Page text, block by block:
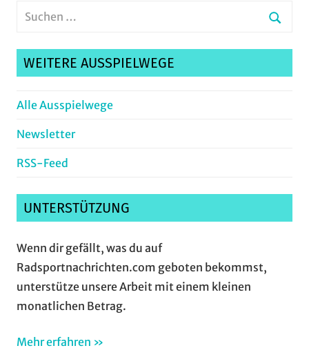
Suchen
WEITERE AUSSPIELWEGE
Alle Ausspielwege
Newsletter
RSS-Feed
UNTERSTÜTZUNG
Wenn dir gefällt, was du auf
Radsportnachrichten.com geboten bekommst,
unterstütze unsere Arbeit mit einem kleinen
monatlichen Betrag.
Mehr erfahren »